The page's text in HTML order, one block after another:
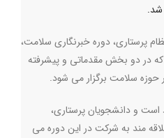
شد.
پرستاری، دوره خبرنگاری سلامت،
دو بخش مقدماتی و پیشرفته
حوزه سلامت برگزار می شود.
است و دانشجویان پرستاری،
مند به شرکت در این دوره می